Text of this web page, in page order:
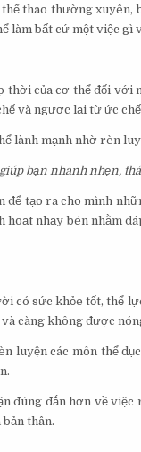
thao thường
làm bất cứ một việc gì
của cơ thể đối
và ngược lại từ ức
giúp bạn nhanh nhẹn,
tạo ra cho mình
nhạy bén nhằm
có sức khỏe tốt, thể
càng không được
các môn thể
đúng đắn hơn về
thân.